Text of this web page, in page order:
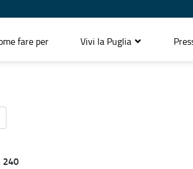
fare per Vivi la Puglia
240